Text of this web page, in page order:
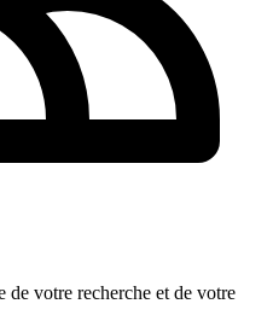
de votre recherche et de votre